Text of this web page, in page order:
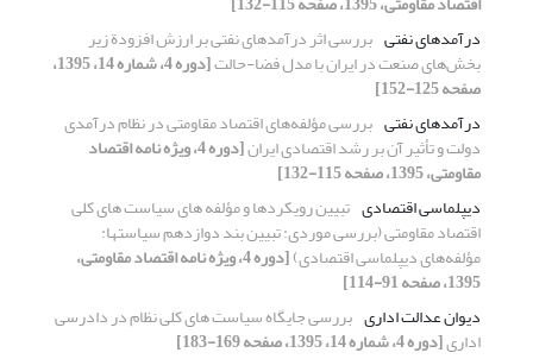
درآمدهای نفتی بررسی اثر درآمدهای نفتی بر ارزش افزودة زیر
بخش‌های صنعت در ایران با مدل فضا-حالت [دوره 4، شماره 14، 1395،
صفحه 125-152]
درآمدهای نفتی بررسی مؤلفه‌های اقتصاد مقاومتی در نظام درآمدی
دولت و تأثیر آن بر رشد اقتصادی ایران [دوره 4، ویژه نامه اقتصاد
مقاومتی، 1395، صفحه 115-132]
دیپلماسی اقتصادی تبیین رویکردها و مؤلفه‏ های سیاست های کلی‏
اقتصاد مقاومتی (بررسی موردی: تبیین بند دوازدهم سیاست‏ها:
مؤلفه‌های دیپلماسی اقتصادی) [دوره 4، ویژه نامه اقتصاد مقاومتی،
1395، صفحه 91-114]
دیوان عدالت اداری بررسی جایگاه سیاست های کلی نظام در دادرسی
اداری[دوره 4، شماره 14، 1395، صفحه 169-183]